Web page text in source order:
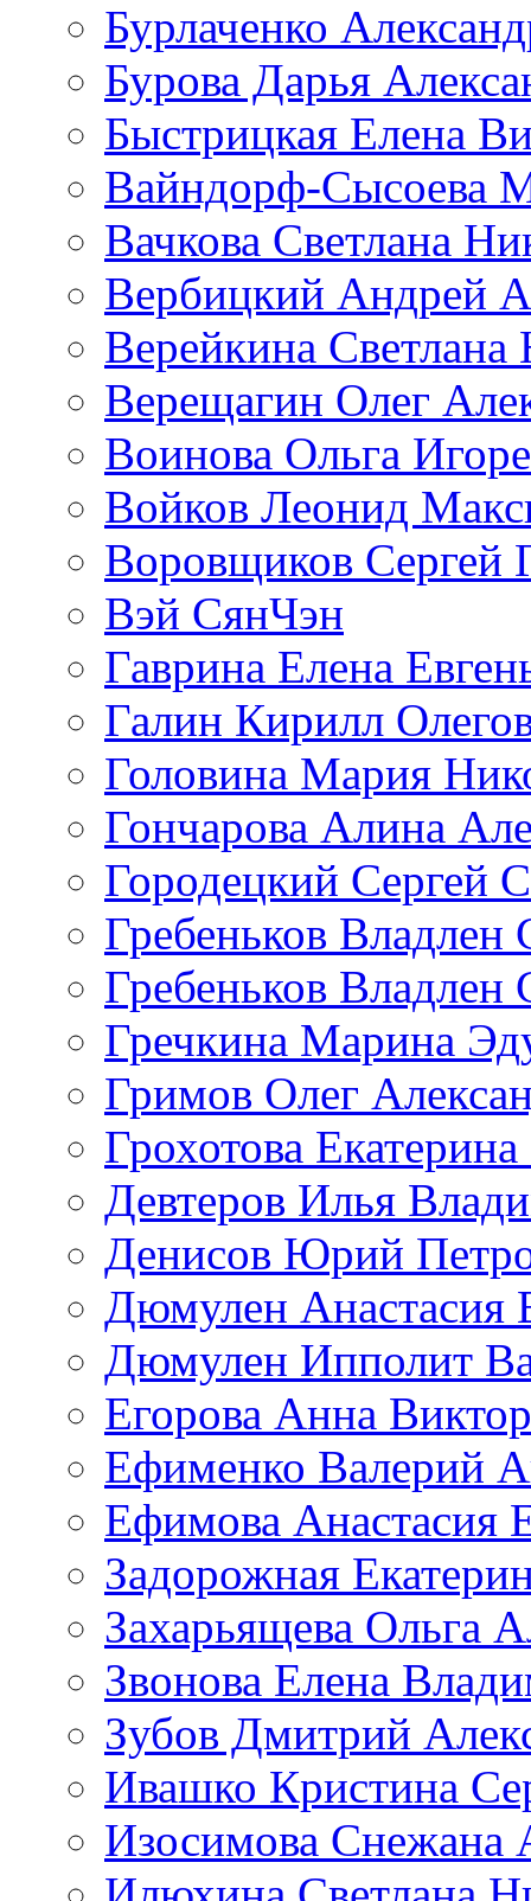
Бурлаченко
Бурова Дарья
Быстрицкая Елена
Вайндорф-Сысоева
Вачкова Светлана
Вербицкий Андрей
Верейкина Светлана
Верещагин Олег
Воинова Ольга
Войков Леонид
Воровщиков Сергей
Вэй СянЧэн
Гаврина Елена
Галин Кирилл
Головина Мария
Гончарова Алина
Городецкий Сергей
Гребеньков Владлен
Гребеньков Владлен
Гречкина Марина
Гримов Олег
Грохотова
Девтеров Илья
Денисов Юрий
Дюмулен Анастасия
Дюмулен Ипполит
Егорова Анна
Ефименко Валерий
Ефимова Анастасия
Задорожная
Захарьящева Ольга
Звонова Елена
Зубов Дмитрий
Ивашко Кристина
Изосимова Снежана